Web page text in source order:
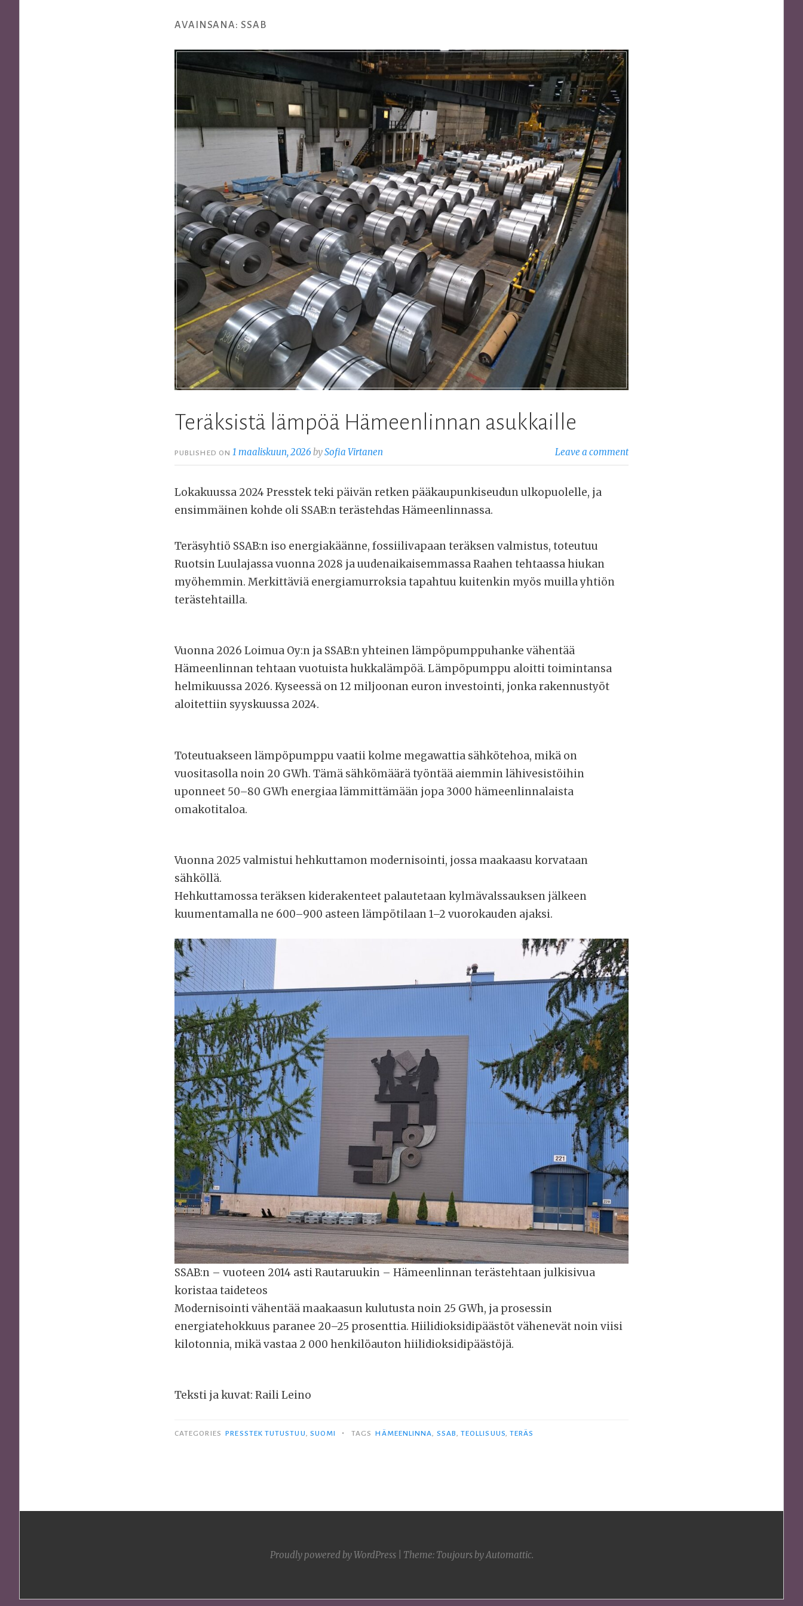
AVAINSANA: SSAB
Teräksistä lämpöä Hämeenlinnan asukkaille
PUBLISHED ON 1 maaliskuun, 2026 bySofia Virtanen Leave a comment
Lokakuussa 2024 Presstek teki päivän retken pääkaupunkiseudun ulkopuolelle, ja
ensimmäinen kohde oli SSAB:n terästehdas Hämeenlinnassa.
Teräsyhtiö SSAB:n iso energiakäänne, fossiilivapaan teräksen valmistus, toteutuu
Ruotsin Luulajassa vuonna 2028 ja uudenaikaisemmassa Raahen tehtaassa hiukan
myöhemmin. Merkittäviä energiamurroksia tapahtuu kuitenkin myös muilla yhtiön
terästehtailla.
Vuonna 2026 Loimua Oy:n ja SSAB:n yhteinen lämpöpumppuhanke vähentää
Hämeenlinnan tehtaan vuotuista hukkalämpöä. Lämpöpumppu aloitti toimintansa
helmikuussa 2026. Kyseessä on 12 miljoonan euron investointi, jonka rakennustyöt
aloitettiin syyskuussa 2024.
Toteutuakseen lämpöpumppu vaatii kolme megawattia sähkötehoa, mikä on
vuositasolla noin 20 GWh. Tämä sähkömäärä työntää aiemmin lähivesistöihin
uponneet 50–80 GWh energiaa lämmittämään jopa 3000 hämeenlinnalaista
omakotitaloa.
Vuonna 2025 valmistui hehkuttamon modernisointi, jossa maakaasu korvataan
sähköllä.
Hehkuttamossa teräksen kiderakenteet palautetaan kylmävalssauksen jälkeen
kuumentamalla ne 600–900 asteen lämpötilaan 1–2 vuorokauden ajaksi.
SSAB:n – vuoteen 2014 asti Rautaruukin – Hämeenlinnan terästehtaan julkisivua
koristaa taideteos
Modernisointi vähentää maakaasun kulutusta noin 25 GWh, ja prosessin
energiatehokkuus paranee 20–25 prosenttia. Hiilidioksidipäästöt vähenevät noin viisi
kilotonnia, mikä vastaa 2 000 henkilöauton hiilidioksidipäästöjä.
Teksti ja kuvat: Raili Leino
CATEGORIES PRESSTEK TUTUSTUU SUOMI • TAGS HÄMEENLINNA SSAB ,TEOLLISUUS TERÄS
Proudly powered by WordPress Theme: Toujours byAutomattic.